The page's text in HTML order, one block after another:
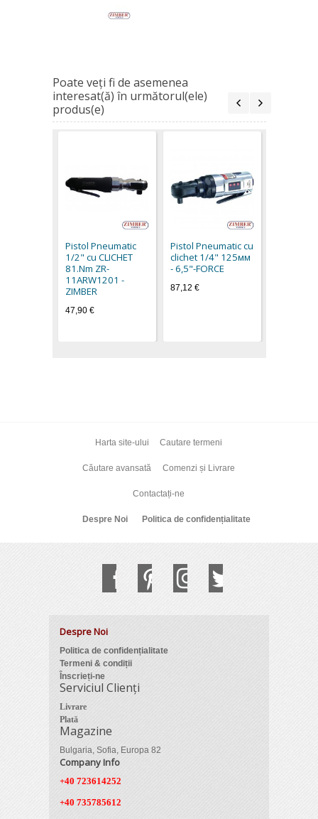
Poate veţi fi de asemenea
interesat(ă) în următorul(ele)
produs(e)
Pistol Pneumatic
1/2" cu CLICHET
81.Nm ZR-
11ARW1201 -
ZIMBER
47,90 €
Pistol Pneumatic cu
clichet 1/4" 125мм
- 6,5"-FORCE
87,12 €
Harta site-ului Cautare termeni
Căutare avansată Comenzi și Livrare
Contactați-ne
Despre Noi Politica de confidențialitate
Despre Noi
Politica de confidențialitate
Termeni & condiții
Înscrieți-ne
Serviciul Clienți
Livrare
Plată
Magazine
Bulgaria, Sofia, Europa 82
Company Info
+40 723614252
+40 735785612